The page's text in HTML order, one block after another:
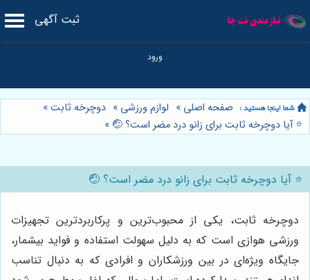
ثبت آگهی
صفحه اصلی » لوازم ورزشی » دوچرخه ثابت»
⭐️ آیا دوچرخه ثابت برای زانو درد مضر است؟ 🤕 »
⭐️ آیا دوچرخه ثابت برای زانو درد مضر است؟ 🤕
دوچرخه ثابت، یکی از محبوب‌ترین و پرکاربردترین تجهیزات
ورزشی هوازی است که به دلیل سهولت استفاده و فواید بیشمار،
جایگاه ویژه‌ای در بین ورزشکاران و افرادی که به دنبال تناسب